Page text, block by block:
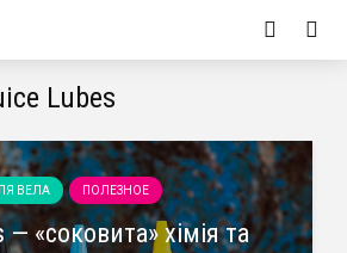
Lubes
ВЕЛА ПОЛЕЗНОЕ
— «соковита» хімія та